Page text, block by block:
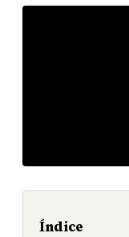
Índice